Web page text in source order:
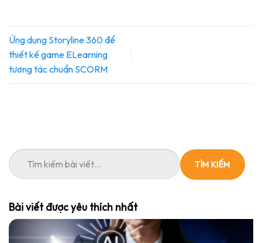
Ứng dụng Storyline 360 để
thiết kế game ELearning
tương tác chuẩn SCORM
TÌM KIẾM
Bài viết được yêu thích nhất